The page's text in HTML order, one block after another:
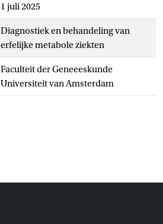
1 juli 2025
Diagnostiek en behandeling van
erfelijke metabole ziekten
Faculteit der Geneeeskunde
Universiteit van Amsterdam